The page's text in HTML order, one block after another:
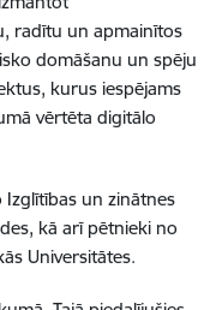
radītu un apmainītos
domāšanu un spēju
kurus iespējams
vērtēta digitālo
Izglītības un zinātnes
kā arī pētnieki no
Universitātes.